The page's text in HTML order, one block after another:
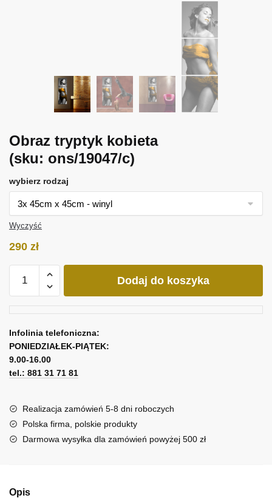
Obraz tryptyk kobieta
(sku: ons/19047/c)
wybierz rodzaj
Wyczyść
290 zł
Obraz
Dodaj do koszyka
Infolinia telefoniczna:
PONIEDZIAŁEK-PIĄTEK:
9.00-16.00
tel.: 881 31 71 81
Realizacja zamówień 5-8 dni roboczych
Polska firma, polskie produkty
Darmowa wysyłka dla zamówień powyżej 500 zł
Opis